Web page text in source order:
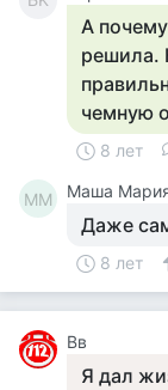
А
решила.
чемную
8 лет
ММ Маша
Даже
8 лет
Вв
Я дал